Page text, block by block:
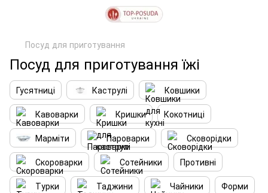
Посуд для приготування
Посуд для приготування їжі
Гусятниці Каструлі
Ковшики
Кавоварки
Кришки
Кокотниці
Марміти
Пароварки
Сковорідки
Скороварки
Сотейники
Противні
Турки
Таджини Чайники
Форми